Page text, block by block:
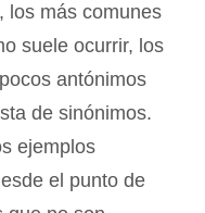
los más comunes
suele ocurrir, los
antónimos
de sinónimos.
ejemplos
el punto de